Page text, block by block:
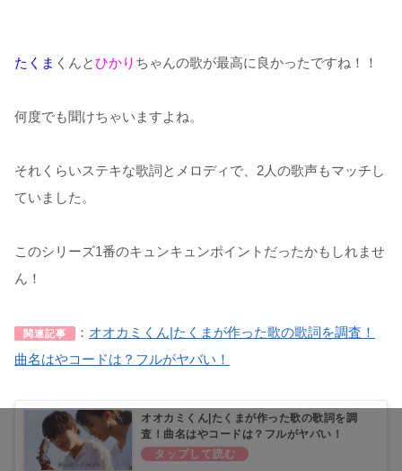
たくま くんとひかり ちゃんの歌が最高に良かったですね！！
何度でも聞けちゃいますよね。
それくらいステキな歌詞とメロディで、2人の歌声もマッチし
ていました。
このシリーズ1番のキュンキュンポイントだったかもしれませ
ん！
関連記事 ： オオカミくん|たくまが作った歌の歌詞を調査！
曲名はやコードは？フルがヤバい！
オオカミくん|たくまが作った歌の歌詞を調
査！曲名はやコードは？フルがヤバい！